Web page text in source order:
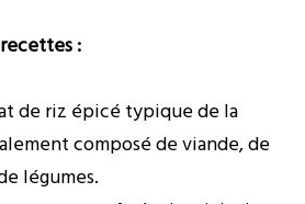
:
de riz épicé typique de la
composé de viande, de
légumes.